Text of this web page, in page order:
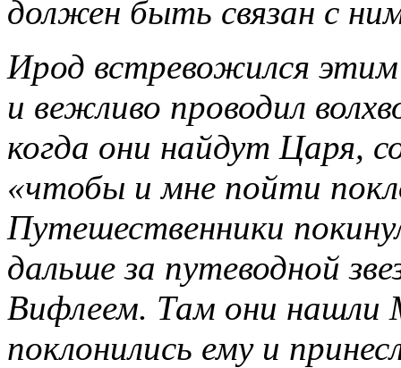
должен быть связан с
Ирод встревожился этим
и вежливо проводил
когда они найдут Царя,
«чтобы и мне пойти
Путешественники
дальше за путеводной
Вифлеем. Там они нашли
поклонились ему и